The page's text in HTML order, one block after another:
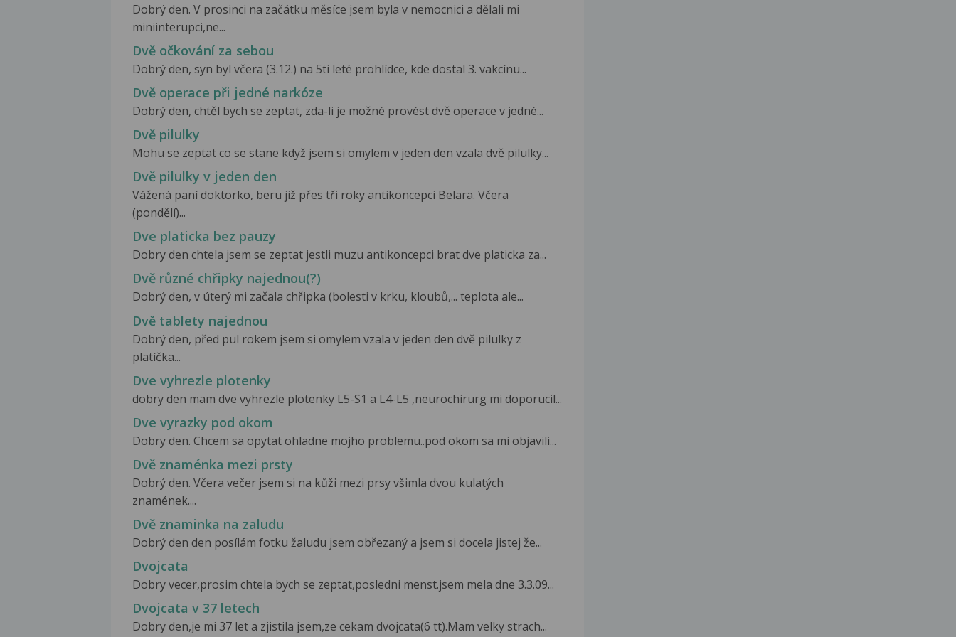
Dobrý den. V prosinci na začátku měsíce jsem byla v nemocnici a dělali mi
miniinterupci,ne...
Dvě očkování za sebou
Dobrý den, syn byl včera (3.12.) na 5ti leté prohlídce, kde dostal 3. vakcínu...
Dvě operace při jedné narkóze
Dobrý den, chtěl bych se zeptat, zda-li je možné provést dvě operace v jedné...
Dvě pilulky
Mohu se zeptat co se stane když jsem si omylem v jeden den vzala dvě pilulky...
Dvě pilulky v jeden den
Vážená paní doktorko, beru již přes tři roky antikoncepci Belara. Včera
(pondělí)...
Dve platicka bez pauzy
Dobry den chtela jsem se zeptat jestli muzu antikoncepci brat dve platicka za...
Dvě různé chřipky najednou(?)
Dobrý den, v úterý mi začala chřipka (bolesti v krku, kloubů,... teplota ale...
Dvě tablety najednou
Dobrý den, před pul rokem jsem si omylem vzala v jeden den dvě pilulky z
platíčka...
Dve vyhrezle plotenky
dobry den mam dve vyhrezle plotenky L5-S1 a L4-L5 ,neurochirurg mi doporucil...
Dve vyrazky pod okom
Dobry den. Chcem sa opytat ohladne mojho problemu..pod okom sa mi objavili...
Dvě znaménka mezi prsty
Dobrý den. Včera večer jsem si na kůži mezi prsy všimla dvou kulatých
znamének....
Dvě znaminka na zaludu
Dobrý den den posílám fotku žaludu jsem obřezaný a jsem si docela jistej že...
Dvojcata
Dobry vecer,prosim chtela bych se zeptat,posledni menst.jsem mela dne 3.3.09...
Dvojcata v 37 letech
Dobry den,je mi 37 let a zjistila jsem,ze cekam dvojcata(6 tt).Mam velky strach...